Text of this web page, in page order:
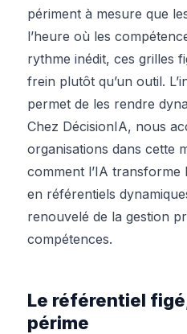
périment à mesure que
l’heure où les
rythme inédit, ces grilles
frein plutôt qu’un outil.
permet de les rendre
Chez DécisionIA, nous
organisations dans cette
comment l’IA transforme
en référentiels
renouvelé de la gestion
compétences.
Le référentiel
périme